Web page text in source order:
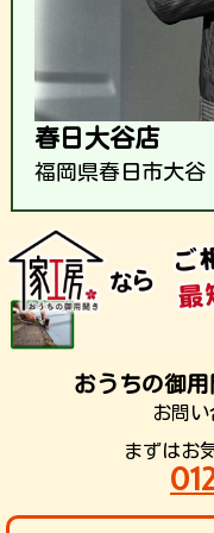
春日大谷店
福岡県春日市大谷
おうちの御
お問い
まずはお